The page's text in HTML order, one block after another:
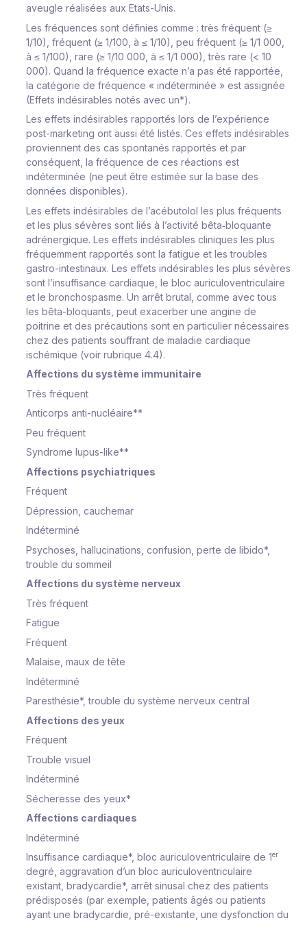
aveugle réalisées aux Etats-Unis.
Les fréquences sont définies comme : très fréquent (≥
1/10), fréquent (≥ 1/100, à ≤ 1/10), peu fréquent (≥ 1/1 000,
à ≤ 1/100), rare (≥ 1/10 000, à ≤ 1/1 000), très rare (< 10
000). Quand la fréquence exacte n’a pas été rapportée,
la catégorie de fréquence « indéterminée » est assignée
(Effets indésirables notés avec un*).
Les effets indésirables rapportés lors de l’expérience
post-marketing ont aussi été listés. Ces effets indésirables
proviennent des cas spontanés rapportés et par
conséquent, la fréquence de ces réactions est
indéterminée (ne peut être estimée sur la base des
données disponibles).
Les effets indésirables de l’acébutolol les plus fréquents
et les plus sévères sont liés à l’activité bêta‑bloquante
adrénergique. Les effets indésirables cliniques les plus
fréquemment rapportés sont la fatigue et les troubles
gastro-intestinaux. Les effets indésirables les plus sévères
sont l’insuffisance cardiaque, le bloc auriculoventriculaire
et le bronchospasme. Un arrêt brutal, comme avec tous
les bêta-bloquants, peut exacerber une angine de
poitrine et des précautions sont en particulier nécessaires
chez des patients souffrant de maladie cardiaque
ischémique (voir rubrique 4.4).
Affections du système immunitaire
Très fréquent
Anticorps anti-nucléaire**
Peu fréquent
Syndrome lupus-like**
Affections psychiatriques
Fréquent
Dépression, cauchemar
Indéterminé
Psychoses, hallucinations, confusion, perte de libido*,
trouble du sommeil
Affections du système nerveux
Très fréquent
Fatigue
Fréquent
Malaise, maux de tête
Indéterminé
Paresthésie*, trouble du système nerveux central
Affections des yeux
Fréquent
Trouble visuel
Indéterminé
Sécheresse des yeux*
Affections cardiaques
Indéterminé
Insuffisance cardiaque*, bloc auriculoventriculaire de 1er
degré, aggravation d’un bloc auriculoventriculaire
existant, bradycardie*, arrêt sinusal chez des patients
prédisposés (par exemple, patients âgés ou patients
ayant une bradycardie, pré-existante, une dysfonction du